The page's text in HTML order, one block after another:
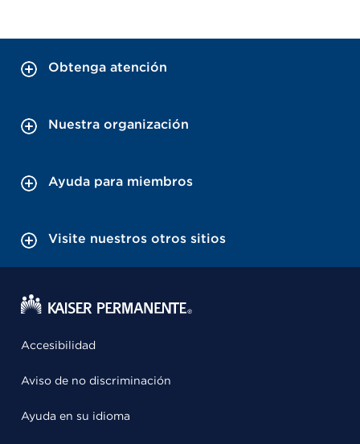
Obtenga atención
Nuestra organización
Ayuda para miembros
Visite nuestros otros sitios
Accesibilidad
Aviso de no discriminación
Ayuda en su idioma